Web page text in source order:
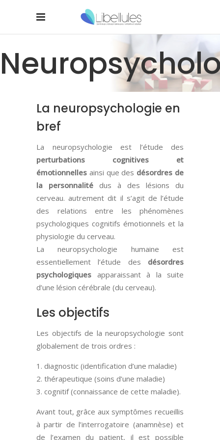
La neuropsychologie en
bref
La neuropsychologie est l’étude des
perturbations cognitives et
émotionnelles ainsi que des désordres de
la personnalité dus à des lésions du
cerveau. autrement dit il s’agit de l’étude
des relations entre les phénomènes
psychologiques cognitifs émotionnels et la
physiologie du cerveau.
La neuropsychologie humaine est
essentiellement l’étude des désordres
psychologiques apparaissant à la suite
d’une lésion cérébrale (du cerveau).
Les objectifs
Les objectifs de la neuropsychologie sont
globalement de trois ordres :
diagnostic (identification d’une maladie)
thérapeutique (soins d’une maladie)
cognitif (connaissance de cette maladie).
Avant tout, grâce aux symptômes recueillis
à partir de l’interrogatoire (anamnèse) et
de l’examen du patient, il est possible